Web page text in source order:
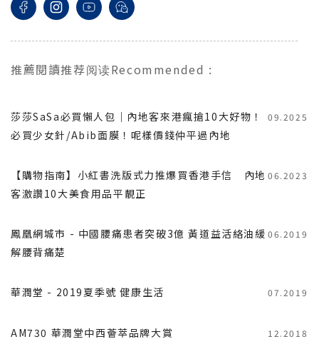
推薦閱讀推荐阅读Recommended :
莎莎SaSa必買懶人包｜內地客來港瘋搶10大好物！
必買少女針/Abib面膜！呢樣價錢仲平過內地
09.2025
【購物指南】小紅書洗版式力推爆買香港手信 內地
客激讚10大美食用品平靚正
06.2023
鳳凰網城市 - 中國腰痛患者突破3億 黃道益活絡油緩
解腰背痛楚
06.2019
華潤堂 - 2019夏季號 健康生活 07.2019
AM730 華潤堂中西薈萃品牌大賞 12.2018